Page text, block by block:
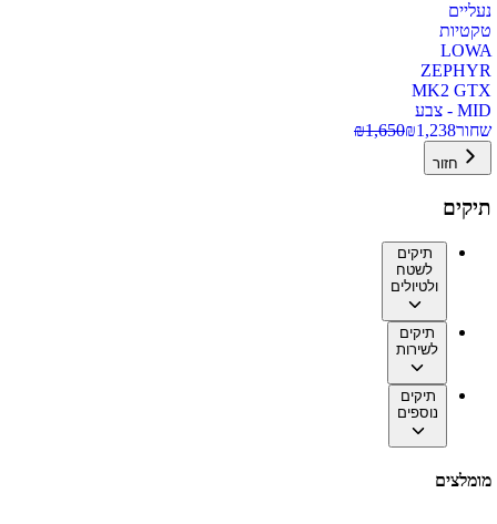
נעליים
טקטיות
LOWA
ZEPHYR
MK2 GTX
MID - צבע
שחור
₪1,238
₪1,650
חזור
תיקים
תיקים
לשטח
ולטיולים
תיקים
לשירות
תיקים
נוספים
מומלצים